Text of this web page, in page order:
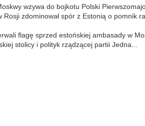
wzywa do bojkotu Polski
Rosji zdominował spór z Estonią o pomnik
flagę sprzed estońskiej ambasady w
stolicy i polityk rządzącej partii Jedna...